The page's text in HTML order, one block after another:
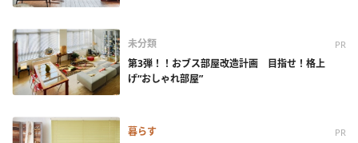
未分類 PR
第3弾！！おブス部屋改造計画 目指せ！格上
げ“おしゃれ部屋”
暮らす PR